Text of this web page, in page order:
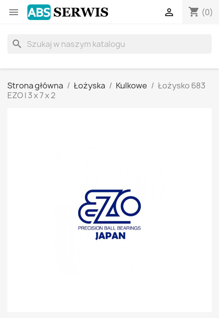
 shopping_cart (0)

search
Strona główna Łożyska Kulkowe
Łożysko 683
EZO | 3 x 7 x 2